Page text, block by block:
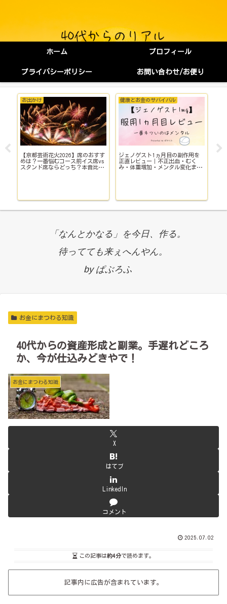
ホーム プロフィール
プライバシーポリシー お問い合わせ/お便り
お出かけ
【京都芸術花火2026】席のおすす
めは？一番悩むコース前イス席vs
スタンド席ならどっち？本音比
健康とお金のサバイバル
ジェノゲスト1ヵ月目の副作用を
正直レビュー｜不正出血・むく
み・体重増加・メンタル変化まで
「なんとかなる」を今日、作る。
待ってても来ぇへんやん。
by ぱぶろふ
お金にまつわる知識
40代からの資産形成と副業。手遅れどころ
か、今が仕込みどきやで！
お金にまつわる知識
X
はてブ
LinkedIn
コメント
2025.07.02
この記事は約4分で読めます。
記事内に広告が含まれています。